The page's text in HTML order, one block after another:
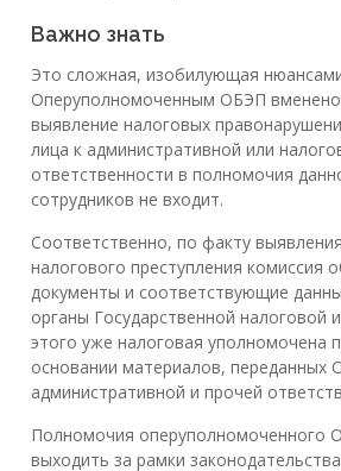
Важно знать
Это сложная, изобилующая
Оперуполномоченным ОБЭП вменено
выявление налоговых
лица к административной или
ответственности в полномочия
сотрудников не входит.
Соответственно, по факту
налогового преступления комиссия
документы и соответствующие
органы Государственной налоговой
этого уже налоговая уполномочена
основании материалов, переданных
административной и прочей
Полномочия оперуполномоченного
выходить за рамки